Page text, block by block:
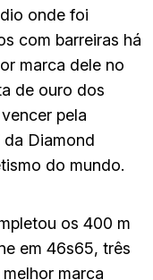
onde foi
com barreiras há
marca dele no
de ouro dos
pela
da Diamond
do mundo.
os 400 m
em 46s65, três
marca